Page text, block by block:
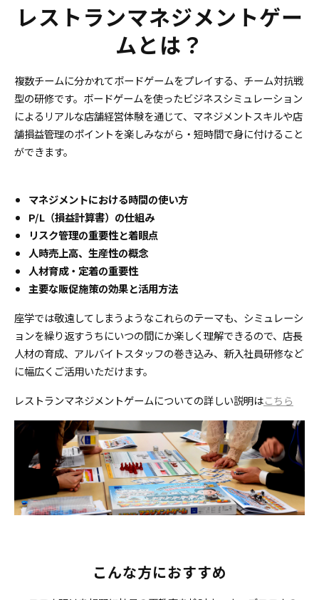
レストランマネジメントゲー
ムとは？
複数チームに分かれてボードゲームをプレイする、チーム対抗戦
型の研修です。ボードゲームを使ったビジネスシミュレーション
によるリアルな店舗経営体験を通じて、マネジメントスキルや店
舗損益管理のポイントを楽しみながら・短時間で身に付けること
ができます。
マネジメントにおける時間の使い方
P/L（損益計算書）の仕組み
リスク管理の重要性と着眼点
人時売上高、生産性の概念
人材育成・定着の重要性
主要な販促施策の効果と活用方法
座学では敬遠してしまうようなこれらのテーマも、シミュレーシ
ョンを繰り返すうちにいつの間にか楽しく理解できるので、店長
人材の育成、アルバイトスタッフの巻き込み、新入社員研修など
に幅広くご活用いただけます。
レストランマネジメントゲームについての詳しい説明はこちら
こんな方におすすめ